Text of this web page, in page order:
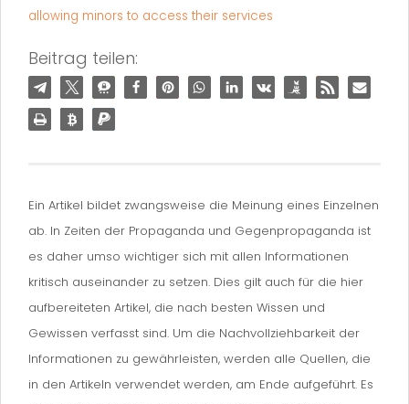
allowing minors to access their services
Beitrag teilen:
Ein Artikel bildet zwangsweise die Meinung eines Einzelnen
ab. In Zeiten der Propaganda und Gegenpropaganda ist
es daher umso wichtiger sich mit allen Informationen
kritisch auseinander zu setzen. Dies gilt auch für die hier
aufbereiteten Artikel, die nach besten Wissen und
Gewissen verfasst sind. Um die Nachvollziehbarkeit der
Informationen zu gewährleisten, werden alle Quellen, die
in den Artikeln verwendet werden, am Ende aufgeführt. Es